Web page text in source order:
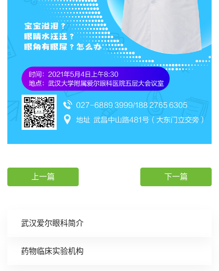
武汉爱尔眼科简介
药物临床实验机构
上一篇 下一篇